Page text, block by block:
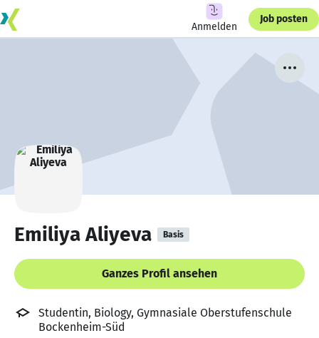
Anmelden
Job posten
Emiliya Aliyeva Basis
Ganzes Profil ansehen
Studentin, Biology, Gymnasiale Oberstufenschule
Bockenheim-Süd